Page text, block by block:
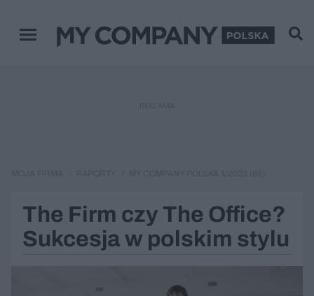
Menu główne
The Firm czy The Office?
Sukcesja w polskim stylu
Zamknij